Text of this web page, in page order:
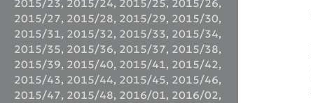
2015/23, 2015/24, 2015/25, 2015/26,
2015/27, 2015/28, 2015/29, 2015/30,
2015/31, 2015/32, 2015/33, 2015/34,
2015/35, 2015/36, 2015/37, 2015/38,
2015/39, 2015/40, 2015/41, 2015/42,
2015/43, 2015/44, 2015/45, 2015/46,
2015/47, 2015/48, 2016/01, 2016/02,